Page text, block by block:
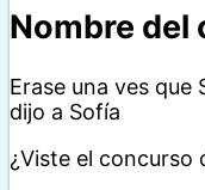
Nombre del
Erase una ves
dijo a Sofía
¿Viste el concurso